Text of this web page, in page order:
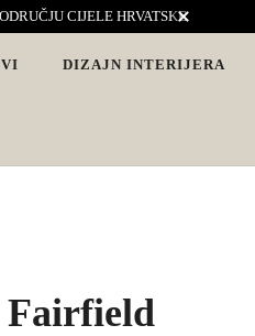
CIJELE HRVATSKE
DIZAJN INTERIJERA